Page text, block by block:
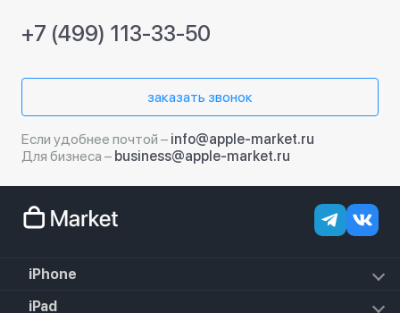
+7 (499) 113-33-50
заказать звонок
Если удобнее почтой – info@apple-market.ru
Для бизнеса – business@apple-market.ru
iPhone
iPhone 18 Pro Max
iPad